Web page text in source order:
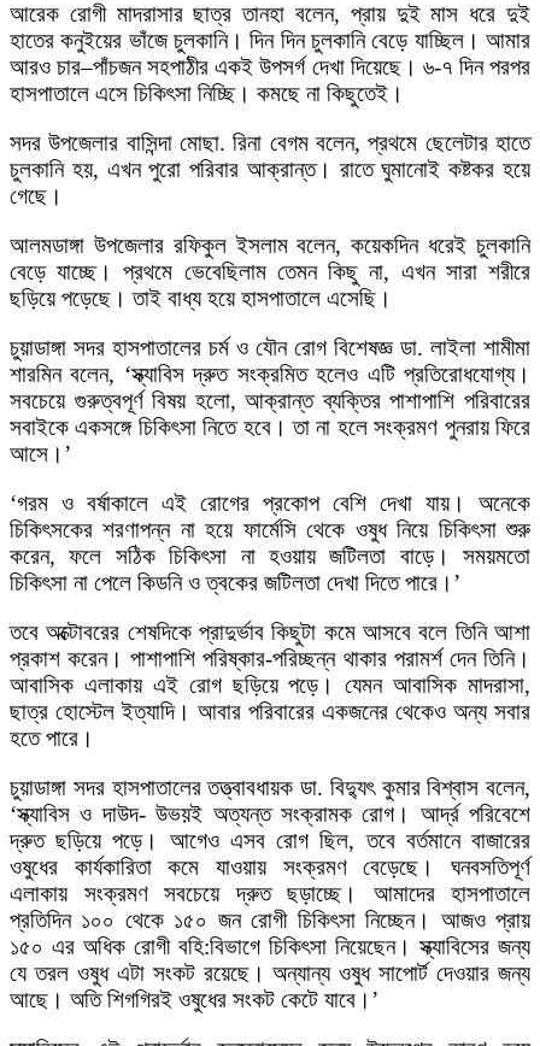
আরেক রোগী মাদরাসার ছাত্র তানহা বলেন, প্রায় দুই মাস ধরে দুই
হাতের কনুইয়ের ভাঁজে চুলকানি। দিন দিন চুলকানি বেড়ে যাচ্ছিল। আমার
আরও চার–পাঁচজন সহপাঠীর একই উপসর্গ দেখা দিয়েছে। ৬-৭ দিন পরপর
হাসপাতালে এসে চিকিৎসা নিচ্ছি। কমছে না কিছুতেই।
সদর উপজেলার বাসিন্দা মোছা. রিনা বেগম বলেন, প্রথমে ছেলেটার হাতে
চুলকানি হয়, এখন পুরো পরিবার আক্রান্ত। রাতে ঘুমানোই কষ্টকর হয়ে
গেছে।
আলমডাঙ্গা উপজেলার রফিকুল ইসলাম বলেন, কয়েকদিন ধরেই চুলকানি
বেড়ে যাচ্ছে। প্রথমে ভেবেছিলাম তেমন কিছু না, এখন সারা শরীরে
ছড়িয়ে পড়েছে। তাই বাধ্য হয়ে হাসপাতালে এসেছি।
চুয়াডাঙ্গা সদর হাসপাতালের চর্ম ও যৌন রোগ বিশেষজ্ঞ ডা. লাইলা শামীমা
শারমিন বলেন, ‘স্ক্যাবিস দ্রুত সংক্রমিত হলেও এটি প্রতিরোধযোগ্য।
সবচেয়ে গুরুত্বপূর্ণ বিষয় হলো, আক্রান্ত ব্যক্তির পাশাপাশি পরিবারের
সবাইকে একসঙ্গে চিকিৎসা নিতে হবে। তা না হলে সংক্রমণ পুনরায় ফিরে
আসে।’
‘গরম ও বর্ষাকালে এই রোগের প্রকোপ বেশি দেখা যায়। অনেকে
চিকিৎসকের শরণাপন্ন না হয়ে ফার্মেসি থেকে ওষুধ নিয়ে চিকিৎসা শুরু
করেন, ফলে সঠিক চিকিৎসা না হওয়ায় জটিলতা বাড়ে। সময়মতো
চিকিৎসা না পেলে কিডনি ও ত্বকের জটিলতা দেখা দিতে পারে।’
তবে অক্টোবরের শেষদিকে প্রাদুর্ভাব কিছুটা কমে আসবে বলে তিনি আশা
প্রকাশ করেন। পাশাপাশি পরিষ্কার-পরিচ্ছন্ন থাকার পরামর্শ দেন তিনি।
আবাসিক এলাকায় এই রোগ ছড়িয়ে পড়ে। যেমন আবাসিক মাদরাসা,
ছাত্র হোস্টেল ইত্যাদি। আবার পরিবারের একজনের থেকেও অন্য সবার
হতে পারে।
চুয়াডাঙ্গা সদর হাসপাতালের তত্ত্বাবধায়ক ডা. বিদ্যুৎ কুমার বিশ্বাস বলেন,
‘স্ক্যাবিস ও দাউদ- উভয়ই অত্যন্ত সংক্রামক রোগ। আর্দ্র পরিবেশে
দ্রুত ছড়িয়ে পড়ে। আগেও এসব রোগ ছিল, তবে বর্তমানে বাজারের
ওষুধের কার্যকারিতা কমে যাওয়ায় সংক্রমণ বেড়েছে। ঘনবসতিপূর্ণ
এলাকায় সংক্রমণ সবচেয়ে দ্রুত ছড়াচ্ছে। আমাদের হাসপাতালে
প্রতিদিন ১০০ থেকে ১৫০ জন রোগী চিকিৎসা নিচ্ছেন। আজও প্রায়
১৫০ এর অধিক রোগী বহি:বিভাগে চিকিৎসা নিয়েছেন। স্ক্যাবিসের জন্য
যে তরল ওষুধ এটা সংকট রয়েছে। অন্যান্য ওষুধ সাপোর্ট দেওয়ার জন্য
আছে। অতি শিগগিরই ওষুধের সংকট কেটে যাবে।’